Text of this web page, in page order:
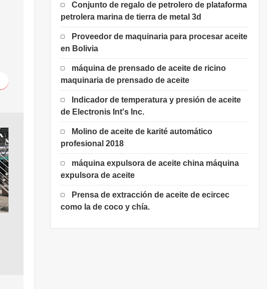
Conjunto de regalo de petrolero de plataforma
petrolera marina de tierra de metal 3d
Proveedor de maquinaria para procesar aceite
en Bolivia
máquina de prensado de aceite de ricino
maquinaria de prensado de aceite
Indicador de temperatura y presión de aceite
de Electronis Int's Inc.
Molino de aceite de karité automático
profesional 2018
máquina expulsora de aceite china máquina
expulsora de aceite
Prensa de extracción de aceite de ecircec
como la de coco y chía.